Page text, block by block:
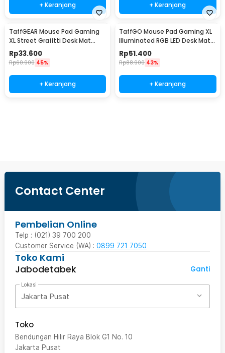
+ Keranjang + Keranjang
TaffGEAR Mouse Pad Gaming
XL Street Grafitti Desk Mat
900x400x3mm - EI25
Rp33.600
Rp60.900 45%
+ Keranjang
TaffGO Mouse Pad Gaming XL
Illuminated RGB LED Desk Mat
800x300x4mm GMS-WT5
Rp51.400
Rp88.900 43%
+ Keranjang
Contact Center
Pembelian Online
Telp : (021) 39 700 200
Customer Service (WA) : 0899 721 7050
Toko Kami
Jabodetabek
Ganti
Lokasi
Jakarta Pusat
Toko
Bendungan Hilir Raya Blok G1 No. 10
Jakarta Pusat